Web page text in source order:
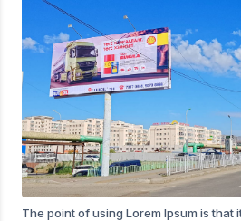
The point of using Lorem Ipsum is that